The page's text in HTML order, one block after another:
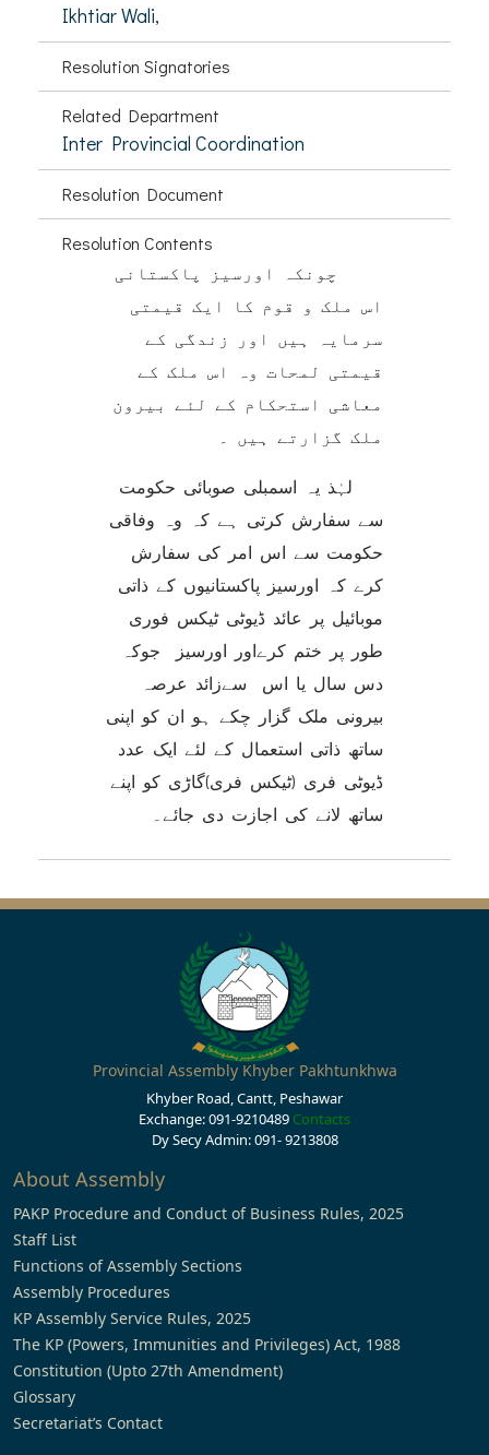
Ikhtiar Wali,
Resolution Signatories
Related Department
Inter Provincial Coordination
Resolution Document
Resolution Contents
چونکہ اورسیز پاکستانی
اس ملک و قوم کا ایک قیمتی
سرمایہ ہیں اور زندگی کے
قیمتی لمحات وہ اس ملک کے
معاشی استحکام کے لئے بیرون
ملک گزارتے ہیں ۔
لہٰذ یہ اسمبلی صوبائی حکومت
سے سفارش کرتی ہے کہ وہ وفاقی
حکومت سے اس امر کی سفارش
کرے کہ اورسیز پاکستانیوں کے ذاتی
موبائیل پر عائد ڈیوٹی ٹیکس فوری
طور پر ختم کرےاور اورسیز جوکہ
دس سال یا اس سےزائد عرصہ
بیرونی ملک گزار چکے ہو ان کو اپنی
ساتھ ذاتی استعمال کے لئے ایک عدد
ڈیوٹی فری (ٹیکس فری)گاڑی کو اپنے
ساتھ لانے کی اجازت دی جائے۔
Provincial Assembly Khyber Pakhtunkhwa
Khyber Road, Cantt, Peshawar
Exchange: 091-9210489 Contacts
Dy Secy Admin: 091- 9213808
About Assembly
PAKP Procedure and Conduct of Business Rules, 2025
Staff List
Functions of Assembly Sections
Assembly Procedures
KP Assembly Service Rules, 2025
The KP (Powers, Immunities and Privileges) Act, 1988
Constitution (Upto 27th Amendment)
Glossary
Secretariat’s Contact